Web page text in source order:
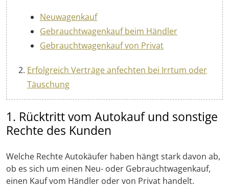
Neuwagenkauf
Gebrauchtwagenkauf beim Händler
Gebrauchtwagenkauf von Privat
Erfolgreich Verträge anfechten bei Irrtum oder
Täuschung
1. Rücktritt vom Autokauf und sonstige
Rechte des Kunden
Welche Rechte Autokäufer haben hängt stark davon ab,
ob es sich um einen Neu- oder Gebrauchtwagenkauf,
einen Kauf vom Händler oder von Privat handelt.